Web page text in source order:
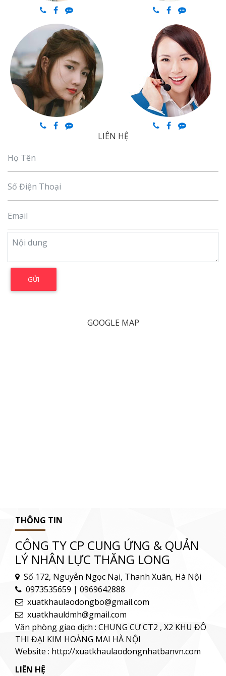
LIÊN HỆ
GOOGLE MAP
THÔNG TIN
CÔNG TY CP CUNG ỨNG & QUẢN
LÝ NHÂN LỰC THĂNG LONG
Số 172, Nguyễn Ngọc Nại, Thanh Xuân, Hà Nội
0973535659 | 0969642888
xuatkhaulaodongbo@gmail.com
xuatkhauldmh@gmail.com
Văn phòng giao dịch : CHUNG CƯ CT2 , X2 KHU ĐÔ
THI ĐẠI KIM HOÀNG MAI HÀ NỘI
Website : http://xuatkhaulaodongnhatbanvn.com
LIÊN HỆ